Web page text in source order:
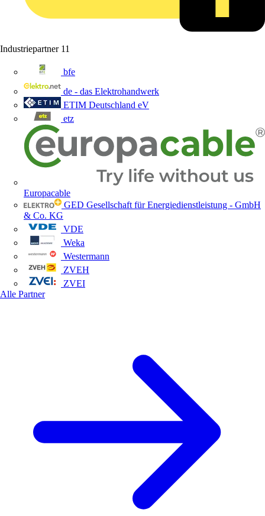
Industriepartner 11
bfe
de - das Elektrohandwerk
ETIM Deutschland eV
etz
Europacable
GED Gesellschaft für Energiedienstleistung - GmbH
& Co. KG
VDE
Weka
Westermann
ZVEH
ZVEI
Alle Partner